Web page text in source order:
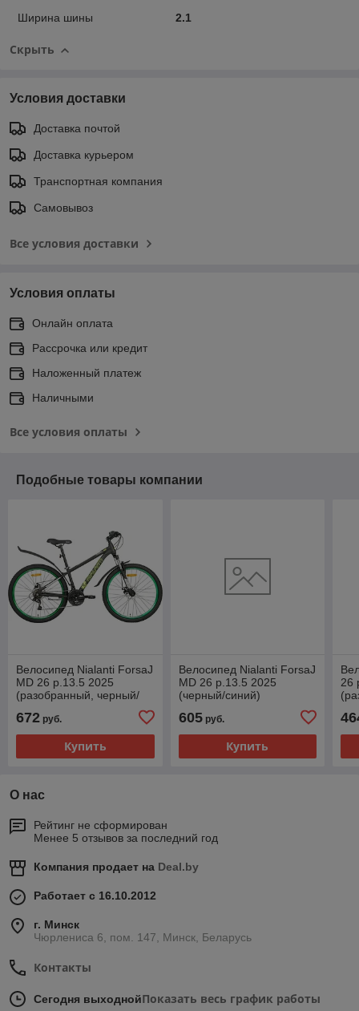
Ширина шины 2.1
Скрыть
Условия доставки
Доставка почтой
Доставка курьером
Транспортная компания
Самовывоз
Все условия доставки
Условия оплаты
Онлайн оплата
Рассрочка или кредит
Наложенный платеж
Наличными
Все условия оплаты
Подобные товары компании
Велосипед Nialanti ForsaJ
MD 26 р.13.5 2025
(разобранный, черный/
672 руб.
Купить
Велосипед Nialanti ForsaJ
MD 26 р.13.5 2025
(черный/синий)
605руб.
Купить
26
О нас
Рейтинг не сформирован
Менее 5 отзывов за последний год
Компания продает на Deal.by
Работает с 16.10.2012
г. Минск
Чюрлениса 6, пом. 147, Минск, Беларусь
Контакты
Сегодня выходнойПоказать весь график работы